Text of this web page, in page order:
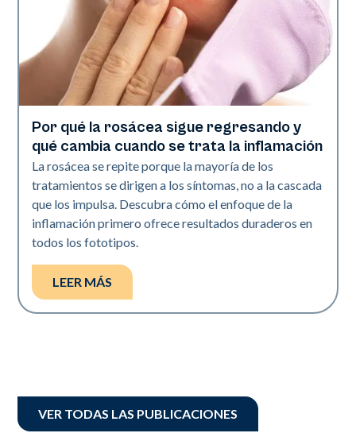
Salud de la piel
Por qué la rosácea sigue regresando y
qué cambia cuando se trata la inflamación
La rosácea se repite porque la mayoría de los
tratamientos se dirigen a los síntomas, no a la cascada
que los impulsa. Descubra cómo el enfoque de la
inflamación primero ofrece resultados duraderos en
todos los fototipos.
LEER MÁS
VER TODAS LAS PUBLICACIONES